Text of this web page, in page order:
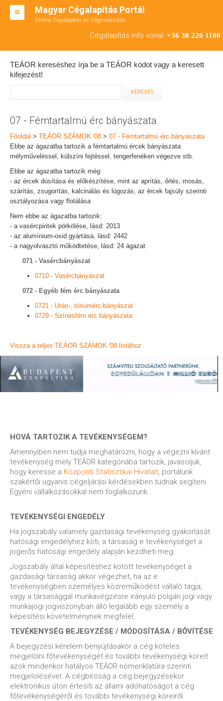
Magyar Cégalapítás Portál
Online Cégalapítás és Cégmódosítás
Cégalapítás info vonal: +36 30 220 1100
BT ALAPÍTÁS
RT ALAPÍTÁS
TEÁOR SZÁMOK '08
ENGEDÉLYKÖTELES
KAPCSOLAT
IRODÁK
TEÁOR kereséshez írja be a TEÁOR kódot vagy a keresett
kifejezést!
07 - Fémtartalmú érc bányászata
Főoldal > TEÁOR SZÁMOK '08 > 07 - Fémtartalmú érc bányászata
Ebbe az ágazatba tartozik a fémtartalmú ércek bányászata
mélyműveléssel, külszíni fejtéssel, tengerfenéken végezve stb.
Ebbe az ágazatba tartozik még:
- az ércek dúsítása és előkészítése, mint az aprítás, őrlés, mosás,
szárítás, zsugorítás, kalcinálás és lúgozás, az ércek fajsúly szerinti
osztályozása vagy flotálása
Nem ebbe az ágazatba tartozik:
- a vasércpiritek pörkölése, lásd: 2013
- az alumínium-oxid gyártása, lásd: 2442
- a nagyolvasztó működtetése, lásd: 24 ágazat
071 - Vasércbányászat
0710 - Vasércbányászat
072 - Egyéb fém érc bányászata
0721 - Urán-, tóriumérc-bányászat
0729 - Színesfém érc bányászata
Vissza a teljes TEÁOR SZÁMOK '08 listához
HOVÁ TARTOZIK A TEVÉKENYSÉGEM?
Amennyiben nem tudja meghatározni, hogy a végezni kívánt
tevékenység mely TEÁOR kategóriába tartozik, javasoljuk,
hogy keresse a Központi Statisztikai Hivatalt , portálunk
szakértői ugyanis cégeljárási kérdésekben tudnak segíteni.
Egyéni vállalkozásokkal nem foglalkozunk.
TEVÉKENYSÉGI ENGEDÉLY
Ha jogszabály valamely gazdasági tevékenység gyakorlását
hatósági engedélyhez köti, a társaság e tevékenységet a
jogerős hatósági engedély alapján kezdheti meg.
Jogszabály által képesítéshez kötött tevékenységet a
gazdasági társaság akkor végezhet, ha az e
tevékenységben személyes közreműködést vállaló tagja,
vagy a társasággal munkavégzésre irányuló polgári jogi vagy
munkajogi jogviszonyban álló legalább egy személy a
képesítési követelménynek megfelel.
TEVÉKENYSÉG BEJEGYZÉSE / MÓDOSÍTÁSA / BŐVÍTÉSE
A bejegyzési kérelem benyújtásakor a cég köteles
megjelölni főtevékenységét és további tevékenységi köreit
azok mindenkor hatályos TEÁOR nómenklatúra szerinti
megjelölésével. A cégbíróság a cég bejegyzésekor
elektronikus úton értesíti az állami adóhatóságot a cég
főtevékenységéről és további tevékenységi köreiről.